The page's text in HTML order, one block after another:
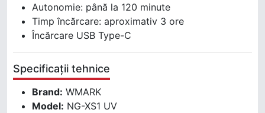
Autonomie: până la 120 minute
Timp încărcare: aproximativ 3 ore
Încărcare USB Type-C
Specificații tehnice
Brand: WMARK
Model: NG-XS1 UV